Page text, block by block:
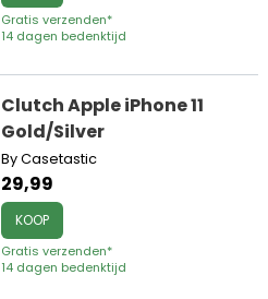
Gratis verzenden*
14 dagen bedenktijd
Clutch Apple iPhone 11
Gold/Silver
By Casetastic
29,99
KOOP
Gratis verzenden*
14 dagen bedenktijd